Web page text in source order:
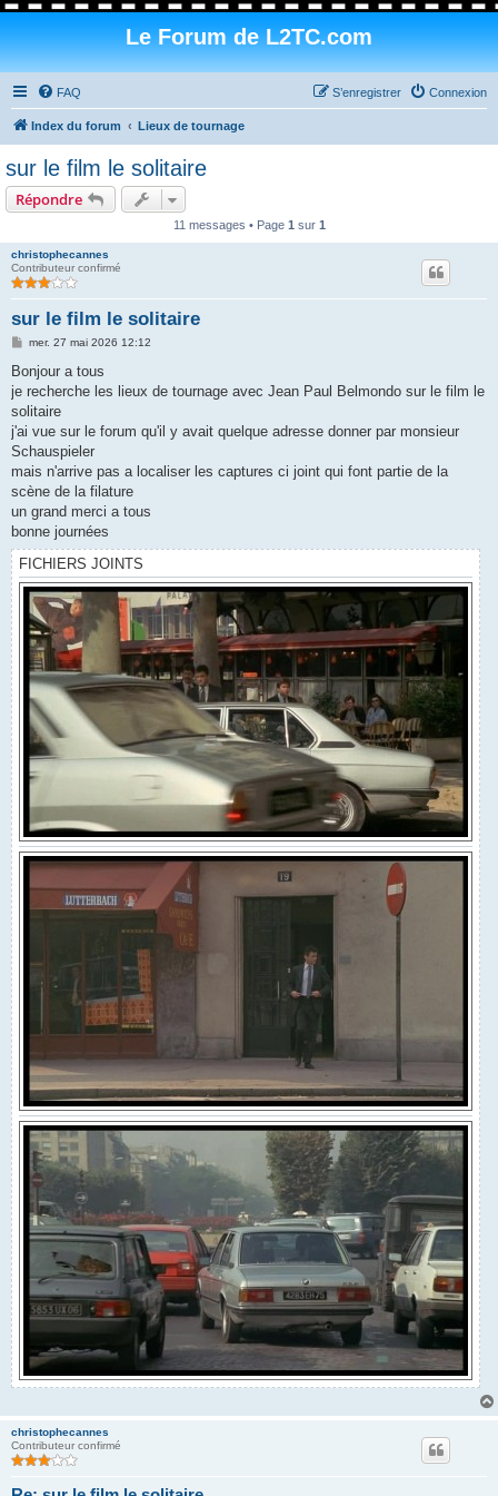
Le Forum de L2TC.com
FAQ Connexion
S’enregistrer
Index du forum Lieux de tournage
sur le film le solitaire
Répondre
11 messages • Page 1 sur 1
christophecannes
Contributeur confirmé
sur le film le solitaire
M
s
a
g
mer. 27 mai 2026 12:12
Bonjour a tous
je recherche les lieux de tournage avec Jean Paul Belmondo sur le film le
solitaire
j'ai vue sur le forum qu'il y avait quelque adresse donner par monsieur
Schauspieler
mais n'arrive pas a localiser les captures ci joint qui font partie de la
scène de la filature
un grand merci a tous
bonne journées
FICHIERS JOINTS
christophecannes
Contributeur confirmé